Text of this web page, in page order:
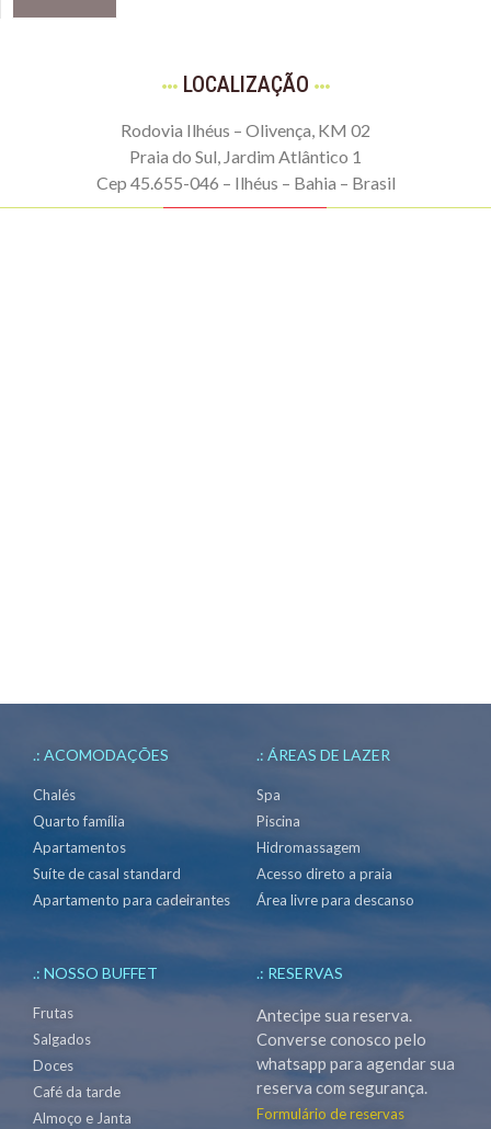
LOCALIZAÇÃO
Rodovia Ilhéus – Olivença, KM 02
Praia do Sul, Jardim Atlântico 1
Cep 45.655-046 – Ilhéus – Bahia – Brasil
.: ACOMODAÇÕES
Chalés
Quarto família
Apartamentos
Suíte de casal standard
Apartamento para cadeirantes
.: ÁREAS DE LAZER
Spa
Piscina
Hidromassagem
Acesso direto a praia
Área livre para descanso
.: NOSSO BUFFET
Frutas
Salgados
Doces
Café da tarde
Almoço e Janta
.: RESERVAS
Antecipe sua reserva.
Converse conosco pelo
whatsapp para agendar sua
reserva com segurança.
Formulário de reservas